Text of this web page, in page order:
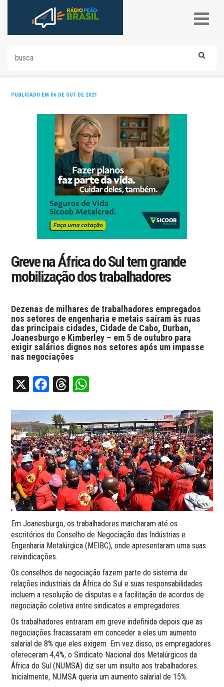
PUBLICADO EM 06 DE OUT DE 2021
Greve na África do Sul tem grande
mobilização dos trabalhadores
Dezenas de milhares de trabalhadores empregados
nos setores de engenharia e metais saíram às ruas
das principais cidades, Cidade de Cabo, Durban,
Joanesburgo e Kimberley – em 5 de outubro para
exigir salários dignos nos setores após um impasse
nas negociações
X Facebook
Threads
Em Joanesburgo, os trabalhadores marcharam até os
escritórios do Conselho de Negociação das Indústrias e
Engenharia Metalúrgica (MEIBC), onde apresentaram uma suas
reivindicações.
Os conselhos de negociação fazem parte do sistema de
relações industriais da África do Sul e suas responsabilidades
incluem a resolução de disputas e a facilitação de acordos de
negociação coletiva entre sindicatos e empregadores.
Os trabalhadores entraram em greve indefinida depois que as
negociações fracassaram em conceder a eles um aumento
salarial de 8% que eles exigem. Em vez disso, os empregadores
ofereceram 4,4%, o Sindicato Nacional dos Metalúrgicos da
África do Sul (NUMSA) diz ser um insulto aos trabalhadores.
Inicialmente, NUMSA queria um aumento salarial de 15%.